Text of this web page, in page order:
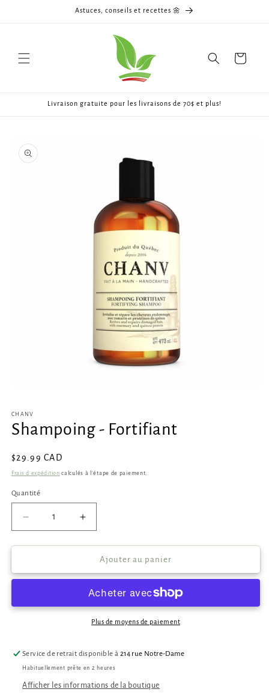
Astuces, conseils et recettes 🌼
Panier
Livraison gratuite pour les livraisons de 70$ et plus!
informations
produits
média
1
dans
une
modale
CHANV
Shampoing - Fortifiant
Prix
habituel
$29.99 CAD
Frais d'expédition calculés à l'étape de paiement.
Quantité
Réduire
la
quantité
Shampoing
Augmenter
la
quantité
Shampoing
Fortifiant
Ajouter au panier
Plus de moyens de paiement
Service de retrait disponible à 214 rue Notre-Dame
Habituellement prête en 2 heures
Afficher les informations de la boutique